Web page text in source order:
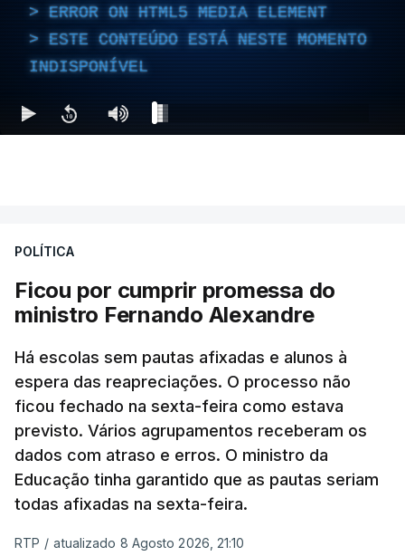
ERROR ON HTML5 MEDIA ELEMENT
ESTE CONTEÚDO ESTÁ NESTE MOMENTO
INDISPONÍVEL
POLÍTICA
Ficou por cumprir promessa do
ministro Fernando Alexandre
Há escolas sem pautas afixadas e alunos à
espera das reapreciações. O processo não
ficou fechado na sexta-feira como estava
previsto. Vários agrupamentos receberam os
dados com atraso e erros. O ministro da
Educação tinha garantido que as pautas seriam
todas afixadas na sexta-feira.
RTP / atualizado 8 Agosto 2026, 21:10